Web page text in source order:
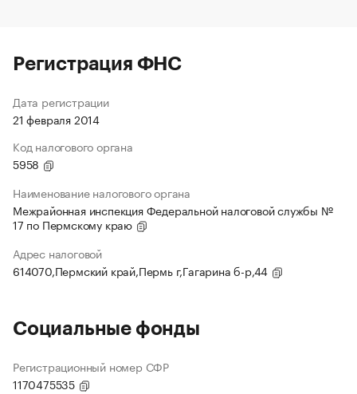
Регистрация ФНС
Дата регистрации
21 февраля 2014
Код налогового органа
5958
Наименование налогового органа
Межрайонная инспекция Федеральной налоговой службы №
17 по Пермскому краю
Адрес налоговой
614070,Пермский край,Пермь г,Гагарина б-р,44
Социальные фонды
Регистрационный номер СФР
1170475535